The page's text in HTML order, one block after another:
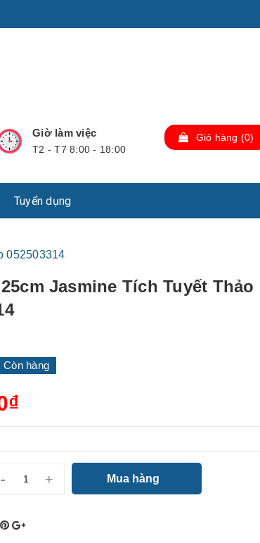
Giờ làm việc
T2 - T7 8:00 - 18:00
Giỏ hàng (0)
Tuyển dụng
052503314
Jasmine Tích Tuyết Thảo
Còn hàng
- + Mua hàng